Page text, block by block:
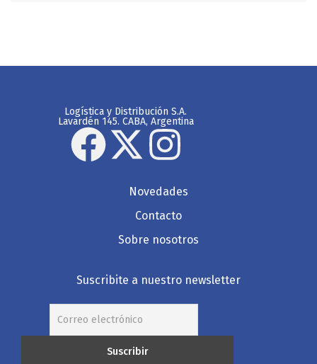
Logística y Distribución S.A.
Lavardén 145. CABA, Argentina
Novedades
Contacto
Sobre nosotros
Suscribite a nuestro newsletter